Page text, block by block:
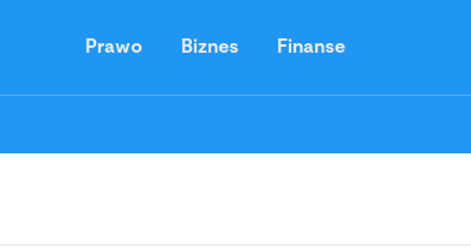
Prawo Biznes Finanse